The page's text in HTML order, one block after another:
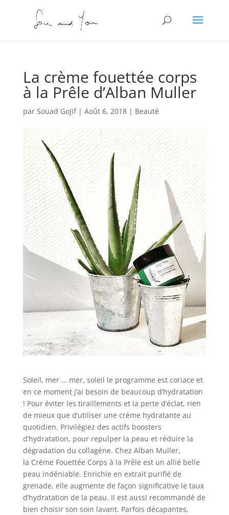
La crème fouettée corps
à la Prêle d’Alban Muller
par Souad Gojif| Août 6, 2018| Beauté
Soleil, mer … mer, soleil le programme est coriace et
en ce moment j’ai besoin de beaucoup d’hydratation
! Pour éviter les tiraillements et la perte d’éclat, rien
de mieux que d’utiliser une crème hydratante au
quotidien. Privilégiez des actifs boosters
d’hydratation, pour repulper la peau et réduire la
dégradation du collagène. Chez Alban Muller,
la Crème Fouettée Corps à la Prêle est un allié belle
peau indéniable. Enrichie en extrait purifié de
grenade, elle augmente de façon significative le taux
d’hydratation de la peau. Il est aussi recommandé de
bien choisir son soin lavant. Parfois décapantes,